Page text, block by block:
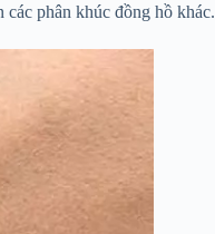
phân khúc đồng hồ khác.